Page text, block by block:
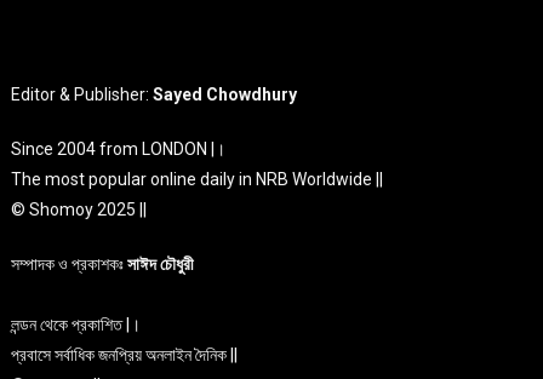
Editor & Publisher:Sayed Chowdhury
Since 2004 from LONDON |।
The most popular online daily in NRB Worldwide ||
© Shomoy 2025 ||
সম্পাদক ও প্রকাশকঃসাঈদ চৌধুরী
লন্ডন থেকে প্রকাশিত |।
প্রবাসে সর্বাধিক জনপ্রিয় অনলাইন দৈনিক ||